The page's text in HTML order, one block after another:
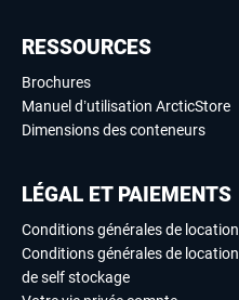
RESSOURCES
Brochures
Manuel d’utilisation ArcticStore
Dimensions des conteneurs
LÉGAL ET PAIEMENTS
Conditions générales de location
Conditions générales de location
de self stockage